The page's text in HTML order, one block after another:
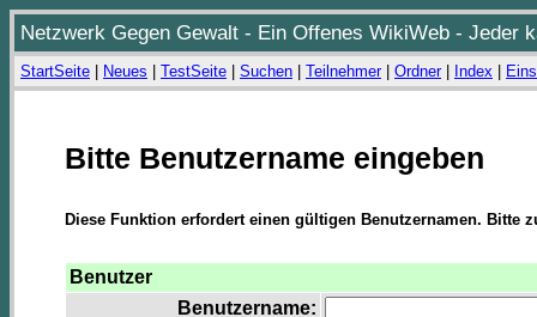
Netzwerk Gegen Gewalt - Ein Offenes WikiWeb - Jeder
StartSeite Neues TestSeite Suchen Teilnehmer| Ordner| Index
Bitte Benutzername eingeben
Diese Funktion erfordert einen gültigen Benutzernamen. Bitte
Benutzer
Benutzername: